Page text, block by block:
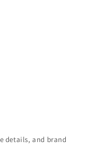
details, and brand